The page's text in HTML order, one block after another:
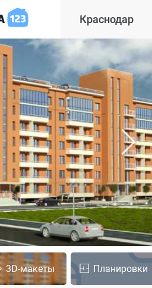
Краснодар
3D-макеты Планировки